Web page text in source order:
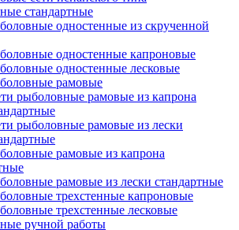
стандартные
одностенные из скрученной
одностенные капроновые
одностенные лесковые
рамовые
рыболовные рамовые из капрона
рыболовные рамовые из лески
рамовые из капрона
рамовые из лески стандартные
трехстенные капроновые
трехстенные лесковые
ручной работы